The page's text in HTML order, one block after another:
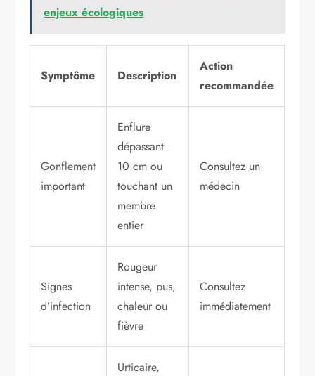
enjeux écologiques
Symptôme Description
Action
recommandée
Gonflement
important
Enflure
dépassant
10 cm ou
touchant un
membre
entier
Consultez un
médecin
Signes
d’infection
Rougeur
intense, pus,
chaleur ou
fièvre
Consultez
immédiatement
Urticaire,